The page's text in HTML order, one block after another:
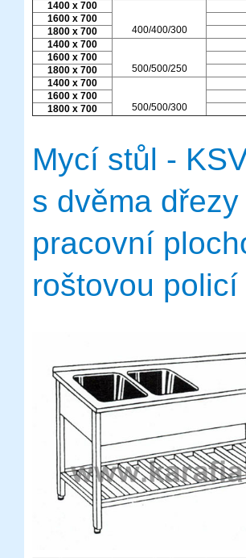
1400 x 700
400/400/300
1600 x 700
1800 x 700
1400 x 700
500/500/250
1600 x 700
1800 x 700
1400 x 700
500/500/300
1600 x 700
1800 x 700
Mycí stůl -
s dvěma dřezy
pracovní
roštovou policí